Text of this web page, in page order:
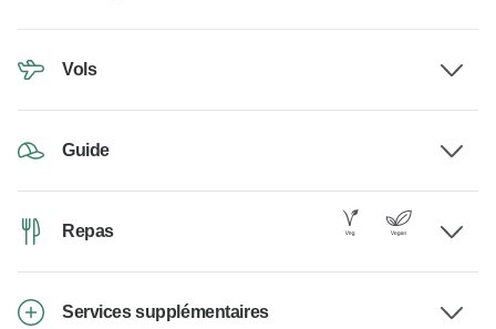
Vols
Guide
Repas
Services supplémentaires